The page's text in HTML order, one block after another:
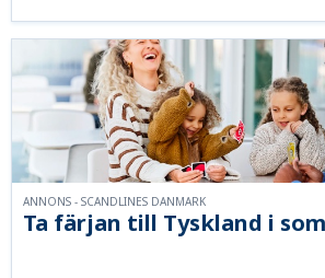
Ta färjan till Tyskland i
ANNONS - SCANDLINES DANMARK